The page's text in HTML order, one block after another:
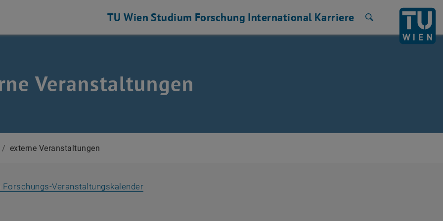
TU Wien Studium Forschung International Karriere
Veranstaltungen
/ externe Veranstaltungen
Forschungs-Veranstaltungskalender